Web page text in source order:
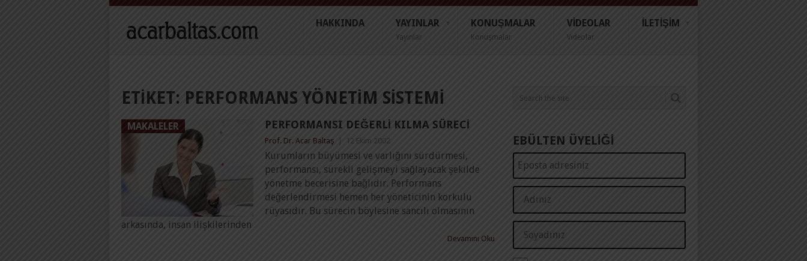
HAKKINDA YAYINLAR
Yayınlar
KONUŞMALAR
Konuşmalar
VIDEOLAR
Videolar
İLETIŞIM
ETIKET: PERFORMANS YÖNETIM SISTEMI
MAKALELER PERFORMANSI DEĞERLI KILMA SÜRECI
Prof. Dr. Acar Baltaş 12 Ekim 2002
Kurumların büyümesi ve varlığını sürdürmesi,
performansı, sürekli gelişmeyi sağlayacak şekilde
yönetme becerisine bağlıdır. Performans
değerlendirmesi hemen her yöneticinin korkulu
rüyasıdır. Bu sürecin böylesine sancılı olmasının
arkasında, insan ilişkilerinden
Devamını Oku
EBÜLTEN ÜYELİĞİ